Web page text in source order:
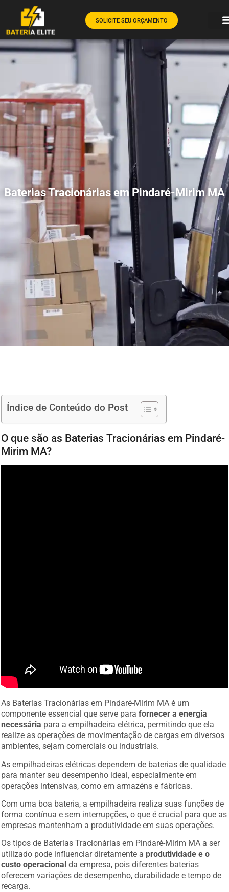
SOLICITE SEU ORÇAMENTO
Baterias Tracionárias em Pindaré-Mirim MA
Índice de Conteúdo do Post
O que são as Baterias Tracionárias em Pindaré-
Mirim MA?
As Baterias Tracionárias em Pindaré-Mirim MA é um
componente essencial que serve parafornecer a energia
necessária para a empilhadeira elétrica, permitindo que ela
realize as operações de movimentação de cargas em diversos
ambientes, sejam comerciais ou industriais.
As empilhadeiras elétricas dependem de baterias de qualidade
para manter seu desempenho ideal, especialmente em
operações intensivas, como em armazéns e fábricas.
Com uma boa bateria, a empilhadeira realiza suas funções de
forma contínua e sem interrupções, o que é crucial para que as
empresas mantenham a produtividade em suas operações.
Os tipos de Baterias Tracionárias em Pindaré-Mirim MA a ser
utilizado pode influenciar diretamente a produtividade e o
custo operacional da empresa, pois diferentes baterias
oferecem variações de desempenho, durabilidade e tempo de
recarga.